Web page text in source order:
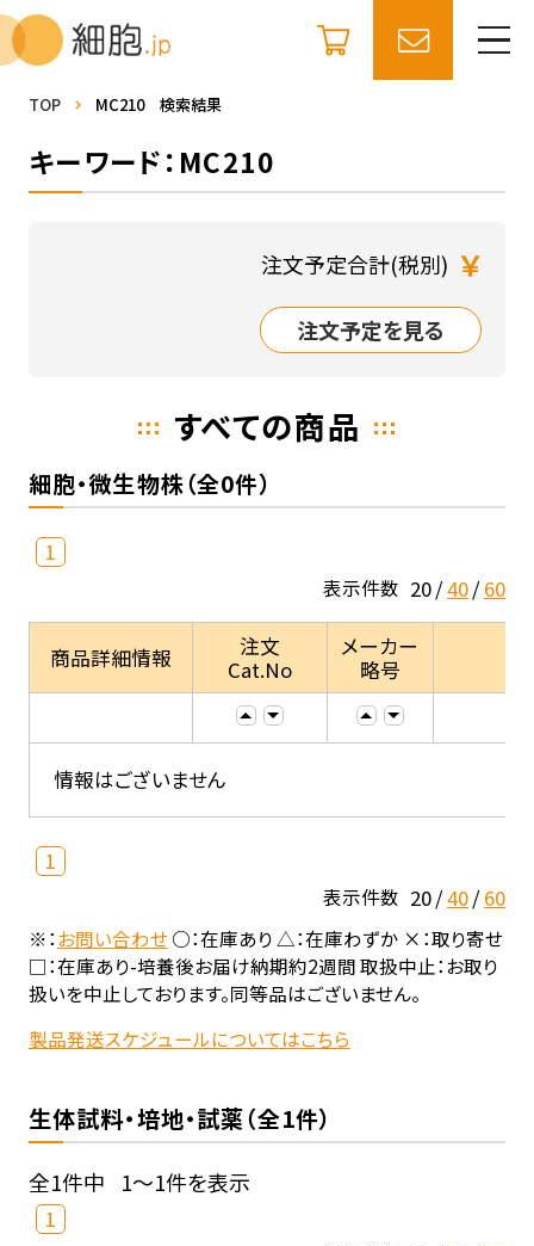
TOP MC210 検索結果
キーワード：MC210
注文予定合計(税別) ￥
注文予定を見る
すべての商品
細胞・微生物株（全0件）
1
表示件数 20 40 60
商品詳細情報
注文
Cat.No
メーカー
略号
情報はございません
1
表示件数 20 40 60
※：お問い合わせ○：在庫あり △：在庫わずか ×：取り寄せ
□：在庫あり-培養後お届け納期約2週間 取扱中止：お取り
扱いを中止しております。同等品はございません。
製品発送スケジュールについてはこちら
生体試料・培地・試薬（全1件）
全1件中 1～1件を表示
1